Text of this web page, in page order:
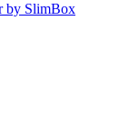
by SlimBox